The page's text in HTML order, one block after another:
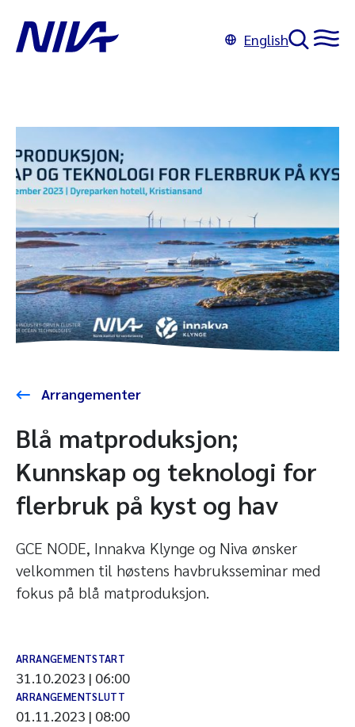
English
Arrangementer
Blå matproduksjon;
Kunnskap og teknologi for
flerbruk på kyst og hav
GCE NODE, Innakva Klynge og Niva ønsker
velkommen til høstens havbruksseminar med
fokus på blå matproduksjon.
ARRANGEMENTSTART
31.10.2023 | 06:00
ARRANGEMENTSLUTT
01.11.2023 | 08:00